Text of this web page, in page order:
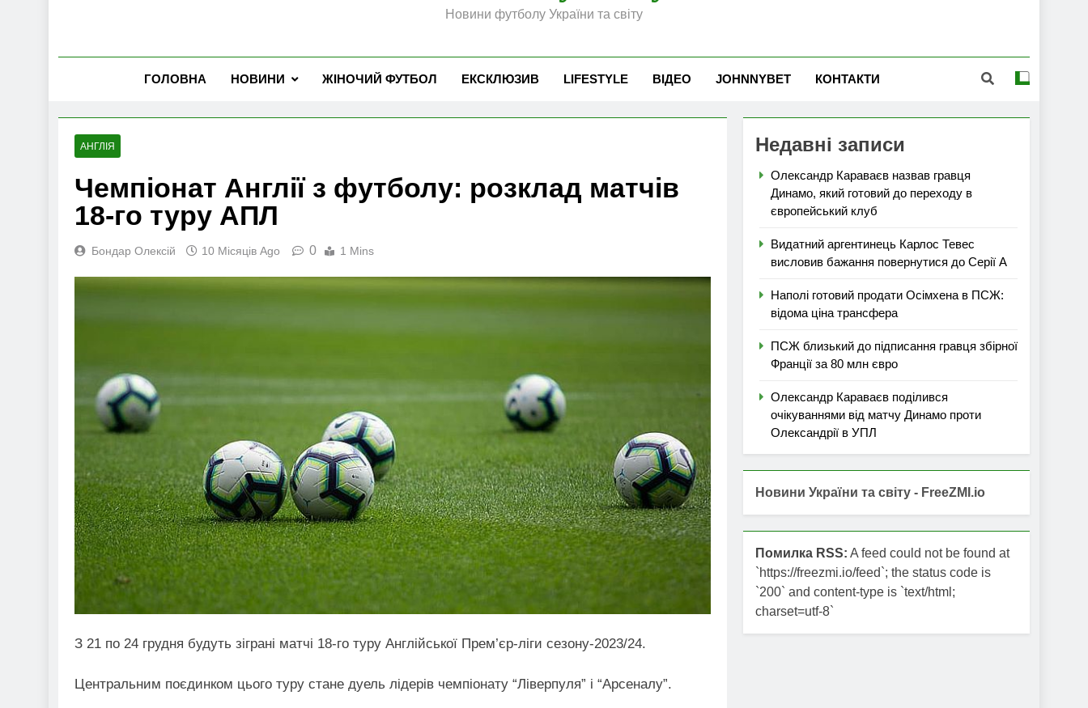
Новини футболу України та світу
ГОЛОВНА НОВИНИ ЖІНОЧИЙ ФУТБОЛ ЕКСКЛЮЗИВ LIFESTYLE ВІДЕО JOHNNYBET КОНТАКТИ
АНГЛІЯ
Чемпіонат Англії з футболу: розклад матчів
18-го туру АПЛ
Бондар Олексій 10 Місяців Ago 0 1 Mins
З 21 по 24 грудня будуть зіграні матчі 18-го туру Англійської Прем’єр-ліги сезону-2023/24.
Центральним поєдинком цього туру стане дуель лідерів чемпіонату “Ліверпуля” і “Арсеналу”.
Недавні записи
Олександр Караваєв назвав гравця
Динамо, який готовий до переходу в
європейський клуб
Видатний аргентинець Карлос Тевес
висловив бажання повернутися до Серії А
Наполі готовий продати Осімхена в ПСЖ:
відома ціна трансфера
ПСЖ близький до підписання гравця збірної
Франції за 80 млн євро
Олександр Караваєв поділився
очікуваннями від матчу Динамо проти
Олександрії в УПЛ
Новини України та світу - FreeZMI.io
Помилка RSS: A feed could not be found at
`https://freezmi.io/feed`; the status code is
`200` and content-type is `text/html;
charset=utf-8`